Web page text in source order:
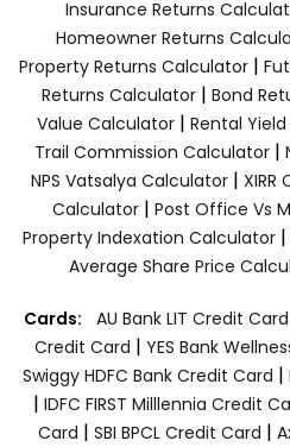
Insurance Returns
Homeowner Returns
Property Returns Calculator |
Returns Calculator | Bond
Value Calculator | Rental
Trail Commission Calculator|
NPS Vatsalya Calculator| XIRR
Calculator| Post Office Vs
Property Indexation Calculator |
Average Share Price
Cards: AU Bank LIT Credit Card
Credit Card | YES Bank
Swiggy HDFC Bank Credit Card |
| IDFC FIRST Milllennia Credit
Card | SBI BPCL Credit Card |